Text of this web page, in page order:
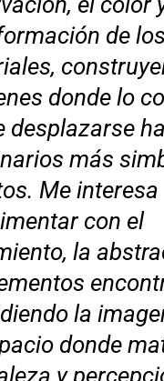
de los
donde lo
desplazarse
más
Me interesa
con el
la
la
donde
y